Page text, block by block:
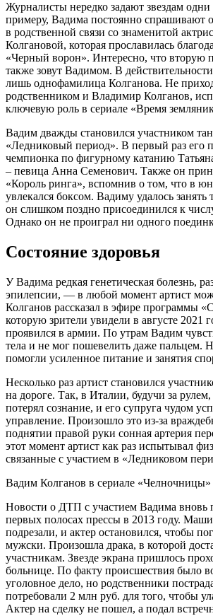
Журналисты нередко задают звездам
примеру, Вадима постоянно спрашивают
в родственной связи со знаменитой
Колгановой, которая прославилась
«Черный ворон». Интересно, что вторую
также зовут Вадимом. В
лишь однофамилица Колганова. Не
родственником и Владимир Колганов,
ключевую роль в сериале «Время
Вадим дважды становился участником
«Ледниковый период». В первый раз его
чемпионка по фигурному катанию
– певица Анна Семенович. Также он
«Король ринга», вспомнив о том, что в
увлекался боксом. Вадиму удалось занять
он слишком поздно присоединился к
Однако он не проиграл ни одного
Состояние здоровья
У Вадима редкая генетическая болезнь,
эпилепсии, — в любой момент артист
Колганов рассказал в эфире программы
которую зрители увидели в августе 2021
проявился в армии. По утрам Вадим
тела и не мог пошевелить даже пальцем.
помогли усиленное питание и занятия
Несколько раз артист становился
на дороге. Так, в Италии, будучи за
потерял сознание, и его супруга чудом
управление. Произошло это из-за
поднятии правой руки сонная артерия
этот момент артист как раз испытывал
связанные с участием в «Ледниковом
Вадим Колганов в сериале «Челночницы»
Новости о ДТП с участием Вадима вновь
первых полосах прессы в 2013 году.
подрезали, и актер остановился, чтобы
мужски. Произошла драка, в которой
участникам. Звезде экрана пришлось
больнице. По факту происшествия было
уголовное дело, но родственники
потребовали 2 млн руб. для того, чтобы
Актер на сделку не пошел, а подал